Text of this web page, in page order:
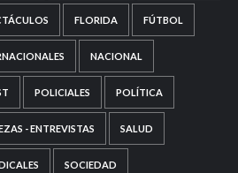
FLORIDA FÚTBOL
NACIONAL
POLICIALES POLÍTICA
- ENTREVISTAS SALUD
SOCIEDAD